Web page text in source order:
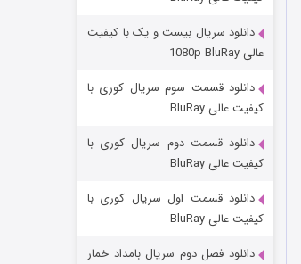
وستی ها
دانلود سریال بیست و یک با کیفیت
عالی 1080p BluRay
دانلود قسمت سوم سریال کوری با
کیفیت عالی BluRay
دانلود قسمت دوم سریال کوری با
کیفیت عالی BluRay
دانلود قسمت اول سریال کوری با
کیفیت عالی BluRay
دانلود فصل دوم سریال بامداد خمار